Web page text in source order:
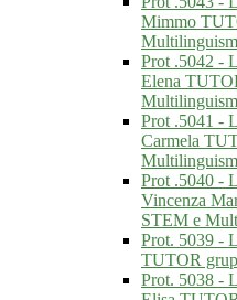
Mimmo
Prot .5042 -
Elena
Prot .5041 -
Carmela
Prot .5040 -
Vincenza
STEM e
Prot. 5039 -
TUTOR
Prot. 5038 -